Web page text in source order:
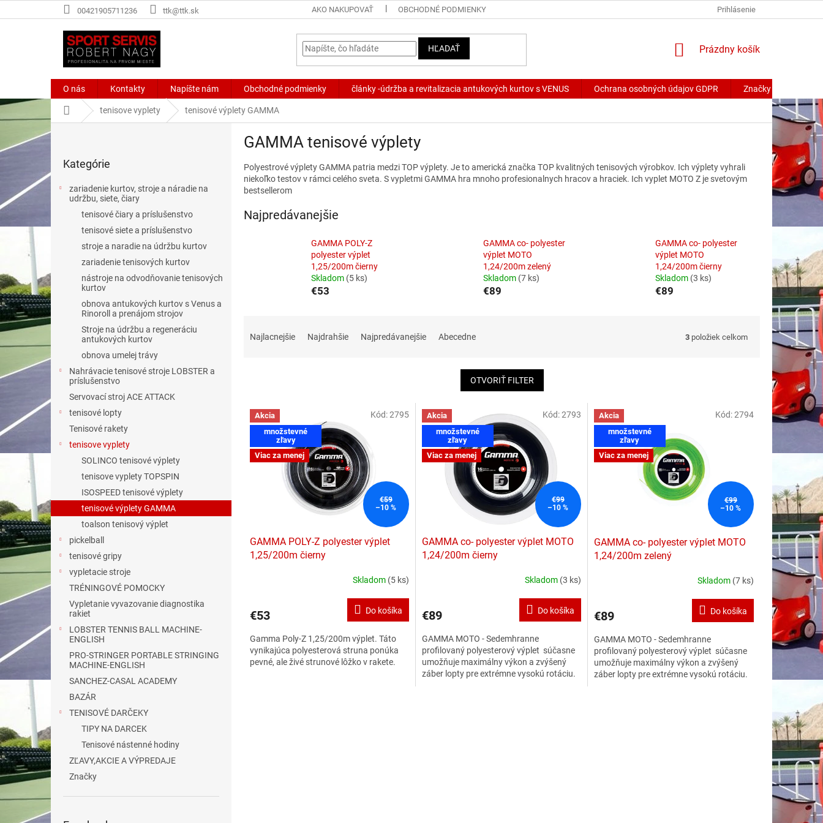
na
00421905711236 ttk@ttk.sk AKO NAKUPOVAŤ OBCHODNÉ PODMIENKY Prihlásenie
HĽADAŤ
NÁKUPNÝ
Prázdny košík
O nás Kontakty Napíšte nám Obchodné podmienky články -údržba a revitalizacia antukových kurtov s VENUS Ochrana osobných údajov GDPR Značky
Domovtenisove vyplety tenisové výplety GAMMA
B
n
n
kategórie
Kategórie
zariadenie kurtov, stroje a náradie na
udržbu, siete, čiary
tenisové čiary a príslušenstvo
tenisové siete a príslušenstvo
stroje a naradie na údržbu kurtov
zariadenie tenisových kurtov
nástroje na odvodňovanie tenisových
kurtov
obnova antukových kurtov s Venus a
Rinoroll a prenájom strojov
Stroje na údržbu a regeneráciu
antukových kurtov
obnova umelej trávy
Nahrávacie tenisové stroje LOBSTER a
príslušenstvo
Servovací stroj ACE ATTACK
tenisové lopty
Tenisové rakety
tenisove vyplety
SOLINCO tenisové výplety
tenisove vyplety TOPSPIN
ISOSPEED tenisové výplety
tenisové výplety GAMMA
toalson tenisový výplet
pickelball
tenisové gripy
vypletacie stroje
TRÉNINGOVÉ POMOCKY
Vypletanie vyvazovanie diagnostika
rakiet
LOBSTER TENNIS BALL MACHINE-
ENGLISH
PRO-STRINGER PORTABLE STRINGING
MACHINE-ENGLISH
SANCHEZ-CASAL ACADEMY
BAZÁR
TENISOVÉ DARČEKY
TIPY NA DARCEK
Tenisové nástenné hodiny
ZĽAVY,AKCIE A VÝPREDAJE
Značky
GAMMA tenisové výplety
Polyestrové výplety GAMMA patria medzi TOP výplety. Je to americká značka TOP kvalitných tenisových výrobkov. Ich výplety vyhrali
niekoľko testov v rámci celého sveta. S vypletmi GAMMA hra mnoho profesionalnych hracov a hraciek. Ich vyplet MOTO Z je svetovým
bestsellerom
Najpredávanejšie
GAMMA POLY-Z
polyester výplet
1,25/200m čierny
Skladom (5 ks)
€53
GAMMA co- polyester
výplet MOTO
1,24/200m zelený
Skladom (7 ks)
€89
GAMMA co- polyester
výplet MOTO
1,24/200m čierny
Skladom (3 ks)
€89
Najlacnejšie Najdrahšie Najpredávanejšie Abecedne 3 položiek celkom
OTVORIŤ FILTER
V Akcia
množstevné
zľavy
Viac za menej
€59
–10 %
GAMMA POLY-Z polyester výplet
1,25/200m čierny
Skladom (5 ks)
€53 Do košíka
Gamma Poly-Z 1,25/200m výplet. Táto
vynikajúca polyesterová struna ponúka
pevné, ale živé strunové lôžko v rakete.
Kód:2795
Akcia
množstevné
zľavy
Viac za menej
€99
–10 %
GAMMA co- polyester výplet MOTO
1,24/200m čierny
Skladom (3 ks)
€89 Do košíka
GAMMA MOTO - Sedemhranne
profilovaný polyesterový výplet súčasne
umožňuje maximálny výkon a zvýšený
záber lopty pre extrémne vysokú rotáciu.
Kód:2793
Akcia
množstevné
zľavy
Viac za menej
€99
–10 %
GAMMA co- polyester výplet MOTO
1,24/200m zelený
Skladom (7 ks)
€89 Do košíka
GAMMA MOTO - Sedemhranne
profilovaný polyesterový výplet súčasne
umožňuje maximálny výkon a zvýšený
záber lopty pre extrémne vysokú rotáciu.
Kód:2794